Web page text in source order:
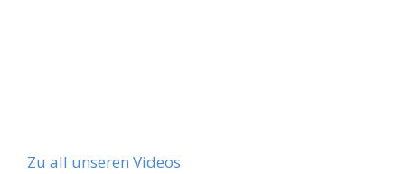
Zu all unseren Videos